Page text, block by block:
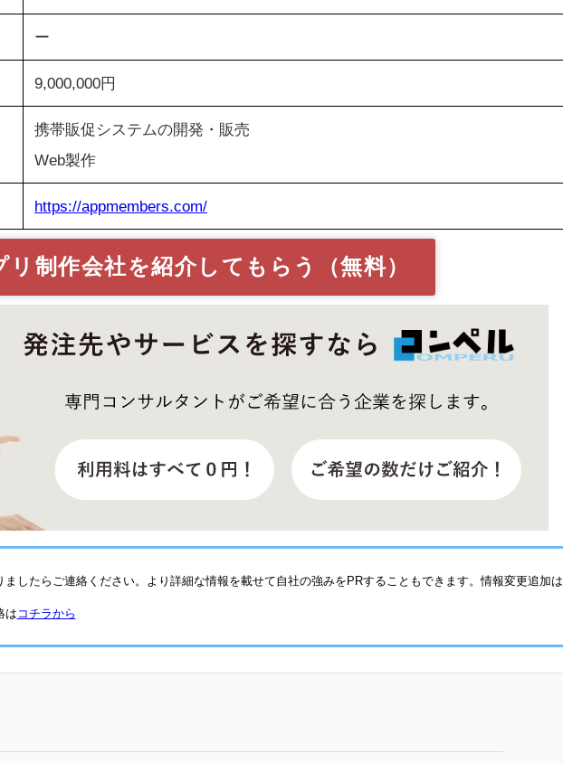
ー
9,000,000円
携帯販促システムの開発・販売
Web製作
https://appmembers.com/
リ制作会社を紹介してもらう（無料）
したらご連絡ください。より詳細な情報を載せて自社の強みをPRすることもできます。情報変更追加は
は コチラから